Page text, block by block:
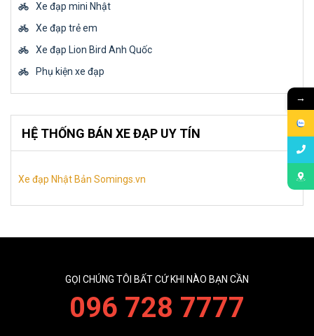
Xe đạp mini Nhật
Xe đạp trẻ em
Xe đạp Lion Bird Anh Quốc
Phụ kiện xe đạp
HỆ THỐNG BÁN XE ĐẠP UY TÍN
Xe đạp Nhật Bản Somings.vn
GỌI CHÚNG TÔI BẤT CỨ KHI NÀO BẠN CẦN
096 728 7777
→